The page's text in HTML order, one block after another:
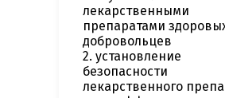
лекарственными
препаратами
добровольцев
2. установление
безопасности
лекарственного